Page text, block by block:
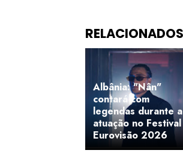
Albânia: "Nân"
contará com
legendas durante a
atuação no Festival
Eurovisão 2026